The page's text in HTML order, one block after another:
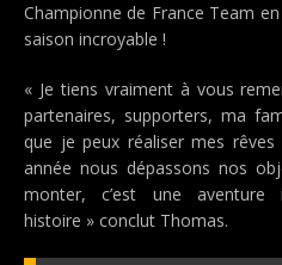
Championne de France Team
saison incroyable !
« Je tiens vraiment à vous
partenaires, supporters, ma
que je peux réaliser mes
année nous dépassons nos
monter, c’est une aventure
histoire » conclut Thomas.